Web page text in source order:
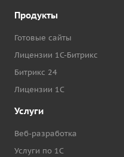
Продукты
Готовые сайты
Лицензии 1С-Битрикс
Битрикс 24
Лицензии 1С
Услуги
Веб-разработка
Услуги по 1С